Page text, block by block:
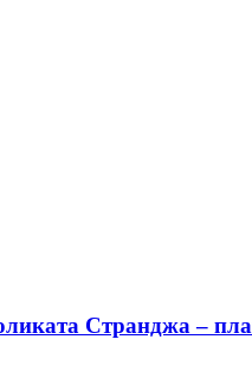
Странджа –